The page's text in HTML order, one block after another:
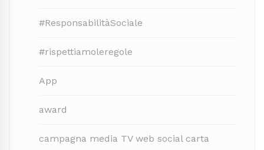
#ResponsabilitàSociale
#rispettiamoleregole
App
award
campagna media TV web social carta